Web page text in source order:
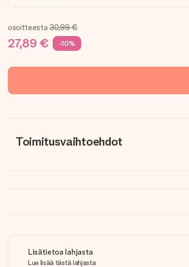
osoitteesta 30,99 €
27,89 € -10%
Toimitusvaihtoehdot
Lisätietoa lahjasta
Lue lisää tästä lahjasta